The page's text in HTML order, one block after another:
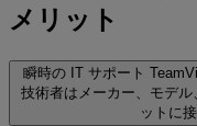
メリット
瞬時の IT サポート
技術者はメーカー、モデ
ットに